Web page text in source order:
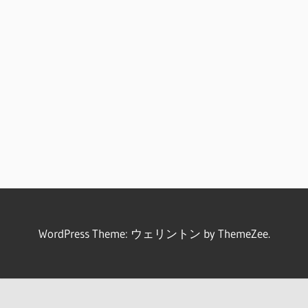
WordPress Theme: ウェリントン by ThemeZee.